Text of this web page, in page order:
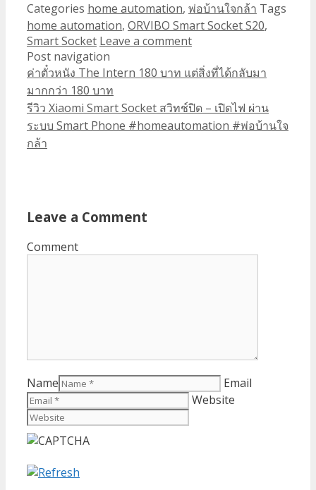
Categories home automation, พ่อบ้านใจกล้า Tags
home automation, ORVIBO Smart Socket S20,
Smart Socket Leave a comment
Post navigation
ค่าตั๋วหนัง The Intern 180 บาท แต่สิ่งที่ได้กลับมา
มากกว่า 180 บาท
รีวิว Xiaomi Smart Socket สวิทช์ปิด – เปิดไฟ ผ่าน
ระบบ Smart Phone #homeautomation #พ่อบ้านใจ
กล้า
Leave a Comment
Comment
Name
Email
Website